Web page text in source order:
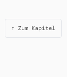
↑ Zum Kapitel